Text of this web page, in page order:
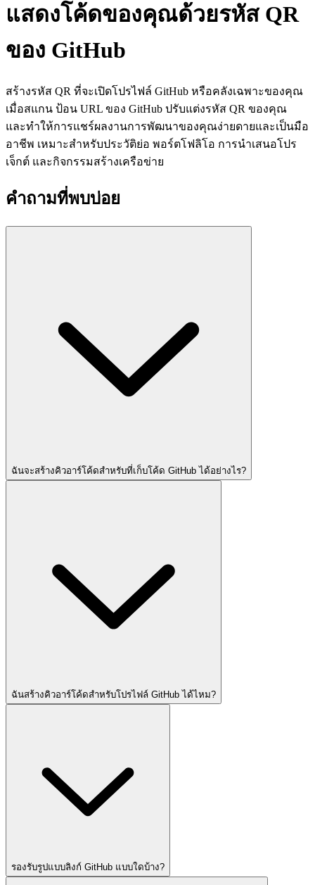
แสดงโค้ดของคุณด้วยรหัส QR
ของ GitHub
สร้างรหัส QR ที่จะเปิดโปรไฟล์ GitHub หรือคลังเฉพาะของคุณ
เมื่อสแกน ป้อน URL ของ GitHub ปรับแต่งรหัส QR ของคุณ
และทำให้การแชร์ผลงานการพัฒนาของคุณง่ายดายและเป็นมือ
อาชีพ เหมาะสำหรับประวัติย่อ พอร์ตโฟลิโอ การนำเสนอโปร
เจ็กต์ และกิจกรรมสร้างเครือข่าย
คำถามที่พบบ่อย
ฉันจะสร้างคิวอาร์โค้ดสำหรับที่เก็บโค้ด GitHub ได้อย่างไร?
ฉันสร้างคิวอาร์โค้ดสำหรับโปรไฟล์ GitHub ได้ไหม?
รองรับรูปแบบลิงก์ GitHub แบบใดบ้าง?